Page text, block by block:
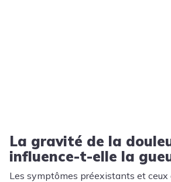
La gravité de la
influence-t-elle la
Les symptômes préexistants et ceux